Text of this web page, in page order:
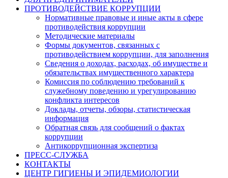
ПРОТИВОДЕЙСТВИЕ КОРРУПЦИИ
Нормативные правовые и иные акты в сфере
противодействия коррупции
Методические материалы
Формы документов, связанных с
противодействием коррупции, для заполнения
Сведения о доходах, расходах, об имуществе и
обязательствах имущественного характера
Комиссия по соблюдению требований к
служебному поведению и урегулированию
конфликта интересов
Доклады, отчеты, обзоры, статистическая
информация
Обратная связь для сообщений о фактах
коррупции
Антикоррупционная экспертиза
ПРЕСС-СЛУЖБА
КОНТАКТЫ
ЦЕНТР ГИГИЕНЫ И ЭПИДЕМИОЛОГИИ